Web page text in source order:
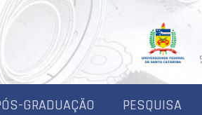
GRADUAÇÃO PESQUISA